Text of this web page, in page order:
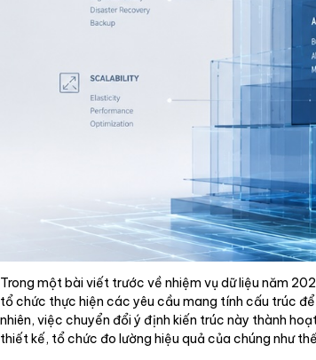
Trong một bài viết trước về nhiệm vụ dữ liệu năm
tổ chức thực hiện các yêu cầu mang tính cấu trúc
nhiên, việc chuyển đổi ý định kiến trúc này thành
thiết kế, tổ chức đo lường hiệu quả của chúng như